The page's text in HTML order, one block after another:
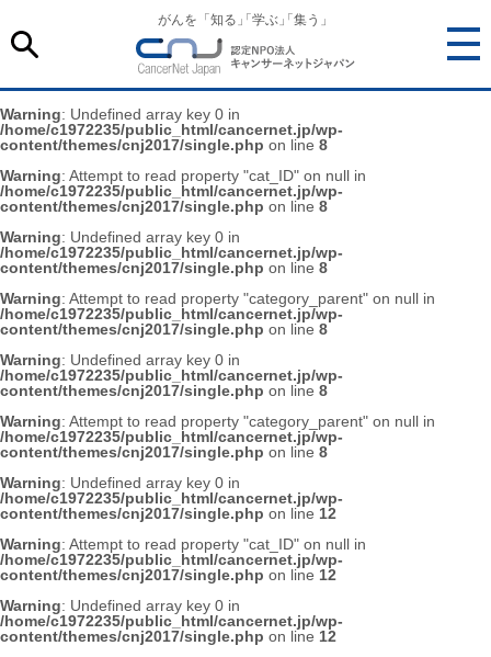
がんを「知る 「学ぶ 「集う」
Warning: Undefined array key 0 in
/home/c1972235/public_html/cancernet.jp/wp-
content/themes/cnj2017/single.php on line 8
Warning: Attempt to read property "cat_ID" on null in
/home/c1972235/public_html/cancernet.jp/wp-
content/themes/cnj2017/single.php on line 8
Warning: Undefined array key 0 in
/home/c1972235/public_html/cancernet.jp/wp-
content/themes/cnj2017/single.php on line 8
Warning: Attempt to read property "category_parent" on null in
/home/c1972235/public_html/cancernet.jp/wp-
content/themes/cnj2017/single.php on line 8
Warning: Undefined array key 0 in
/home/c1972235/public_html/cancernet.jp/wp-
content/themes/cnj2017/single.php on line 8
Warning: Attempt to read property "category_parent" on null in
/home/c1972235/public_html/cancernet.jp/wp-
content/themes/cnj2017/single.php on line 8
Warning: Undefined array key 0 in
/home/c1972235/public_html/cancernet.jp/wp-
content/themes/cnj2017/single.php on line 12
Warning: Attempt to read property "cat_ID" on null in
/home/c1972235/public_html/cancernet.jp/wp-
content/themes/cnj2017/single.php on line 12
Warning: Undefined array key 0 in
/home/c1972235/public_html/cancernet.jp/wp-
content/themes/cnj2017/single.php on line 12